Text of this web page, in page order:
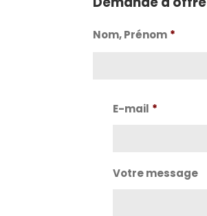
Nom, Prénom *
E-mail *
Votre message